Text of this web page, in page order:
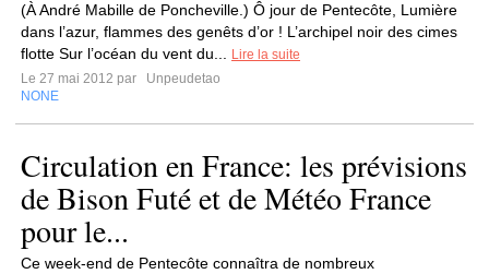
(À André Mabille de Poncheville.) Ô jour de Pentecôte, Lumière
dans l’azur, flammes des genêts d’or ! L’archipel noir des cimes
flotte Sur l’océan du vent du...
Lire la suite
Le 27 mai 2012 par
Unpeudetao
NONE
Circulation en France: les prévisions
de Bison Futé et de Météo France
pour le...
Ce week-end de Pentecôte connaîtra de nombreux